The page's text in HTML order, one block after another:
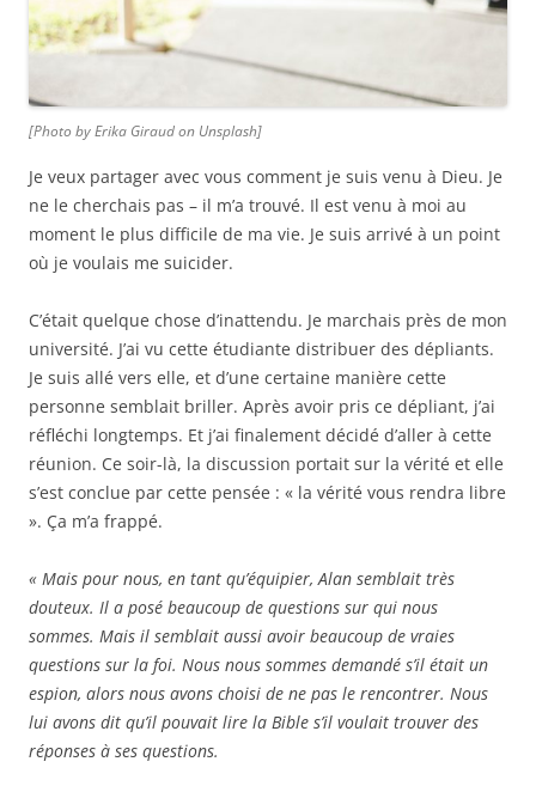
[Photo by Erika Giraud on Unsplash]
Je veux partager avec vous comment je suis venu à Dieu. Je
ne le cherchais pas – il m’a trouvé. Il est venu à moi au
moment le plus difficile de ma vie. Je suis arrivé à un point
où je voulais me suicider.
C’était quelque chose d’inattendu. Je marchais près de mon
université. J’ai vu cette étudiante distribuer des dépliants.
Je suis allé vers elle, et d’une certaine manière cette
personne semblait briller. Après avoir pris ce dépliant, j’ai
réfléchi longtemps. Et j’ai finalement décidé d’aller à cette
réunion. Ce soir-là, la discussion portait sur la vérité et elle
s’est conclue par cette pensée : « la vérité vous rendra libre
». Ça m’a frappé.
« Mais pour nous, en tant qu’équipier, Alan semblait très
douteux. Il a posé beaucoup de questions sur qui nous
sommes. Mais il semblait aussi avoir beaucoup de vraies
questions sur la foi. Nous nous sommes demandé s’il était un
espion, alors nous avons choisi de ne pas le rencontrer. Nous
lui avons dit qu’il pouvait lire la Bible s’il voulait trouver des
réponses à ses questions.